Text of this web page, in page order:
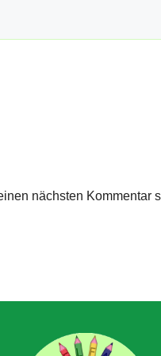
nächsten Kommentar